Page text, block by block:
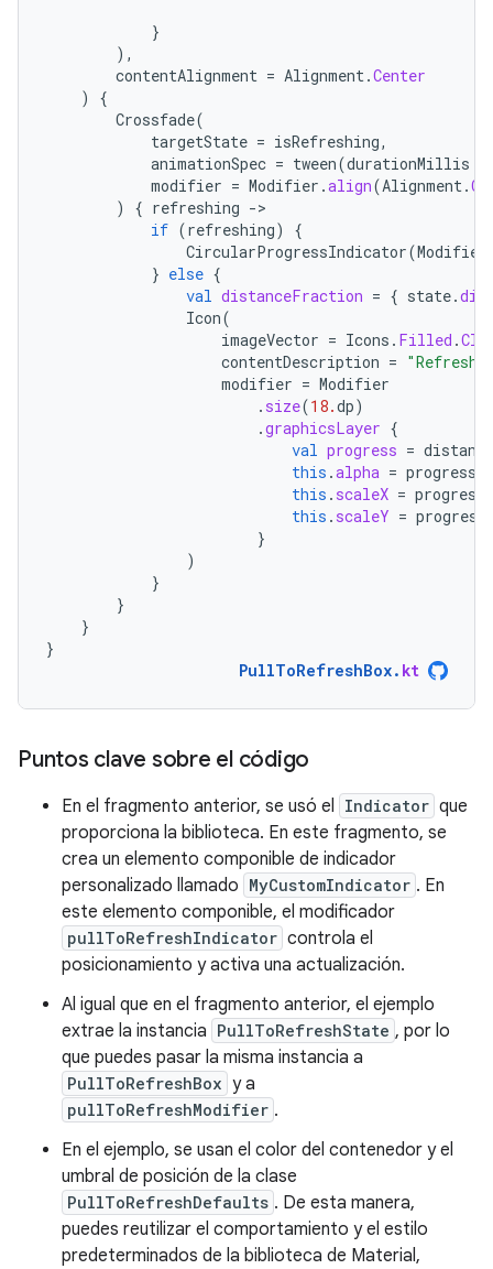
}
),
contentAlignment = Alignment.Center
)
{
Crossfade(
targetState = isRefreshing,
animationSpec = tween(durationMillis
modifier = Modifier .align(Alignment.
)
{ refreshing -
if (refreshing)
{
CircularProgressIndicator(Modifier
} else {
val distanceFraction = { state.
Icon(
imageVector = Icons . Filled .
contentDescription = "Refresh"
modifier = Modifier
. size(18.dp)
.graphicsLayer {
val progress =
this .alpha = progress
this . scaleX = progress
this . scaleY = progress
}
)
}
}
}
}
PullToRefreshBox. kt
Puntos clave sobre el código
En el fragmento anterior, se usó el Indicator que
proporciona la biblioteca. En este fragmento, se
crea un elemento componible de indicador
personalizado llamado MyCustomIndicator . En
este elemento componible, el modificador
pullToRefreshIndicator controla el
posicionamiento y activa una actualización.
Al igual que en el fragmento anterior, el ejemplo
extrae la instancia PullToRefreshState , por lo
que puedes pasar la misma instancia a
PullToRefreshBox y a
pullToRefreshModifier .
En el ejemplo, se usan el color del contenedor y el
umbral de posición de la clase
PullToRefreshDefaults . De esta manera,
puedes reutilizar el comportamiento y el estilo
predeterminados de la biblioteca de Material,